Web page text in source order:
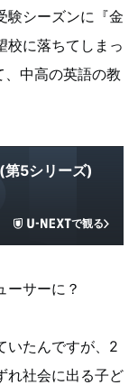
験シーズンに『金
校に落ちてしまっ
中高の英語の教
5シリーズ)
で観る
ーサーに？
いたんですが、2
れ社会に出る子ど